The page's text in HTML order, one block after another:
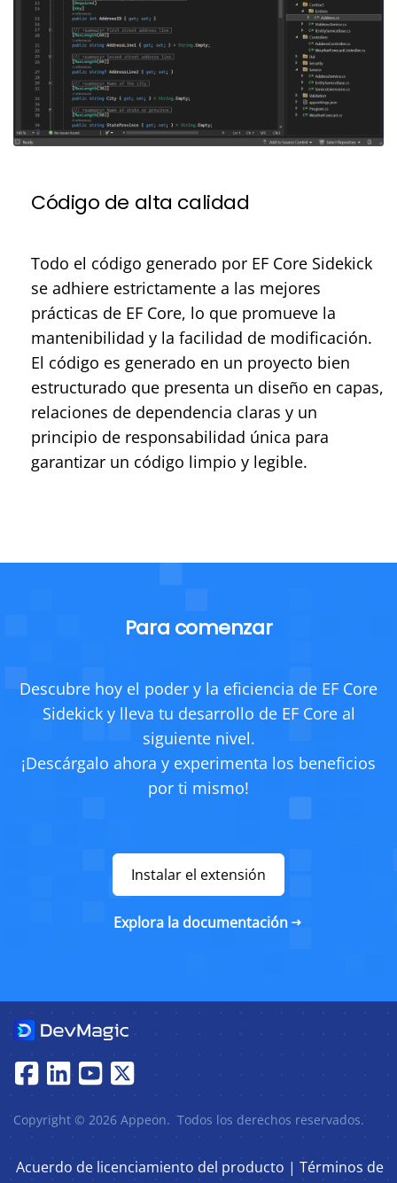
Código de alta calidad
Todo el código generado por EF Core Sidekick
se adhiere estrictamente a las mejores
prácticas de EF Core, lo que promueve la
mantenibilidad y la facilidad de modificación.
El código es generado en un proyecto bien
estructurado que presenta un diseño en capas,
relaciones de dependencia claras y un
principio de responsabilidad única para
garantizar un código limpio y legible.
Para comenzar
Descubre hoy el poder y la eficiencia de EF Core
Sidekick y lleva tu desarrollo de EF Core al
siguiente nivel.
¡Descárgalo ahora y experimenta los beneficios
por ti mismo!
Instalar el extensión
Explora la documentación
Copyright © 2026 Appeon. Todos los derechos reservados.
Acuerdo de licenciamiento del producto | Términos de